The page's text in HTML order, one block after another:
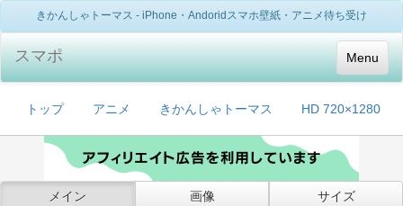
きかんしゃトーマス - iPhone・Andoridスマホ壁紙・アニメ待ち受け
Menu
スマポ
トップ アニメ きかんしゃトーマス HD 720×1280
メイン
画像
サイズ